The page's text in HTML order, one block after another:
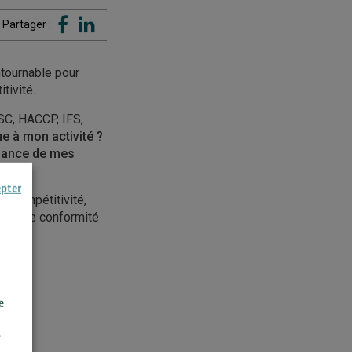
Partager :
pour
HACCP, IFS,
à mon activité ?
de mes
Compétitivité,
et de conformité